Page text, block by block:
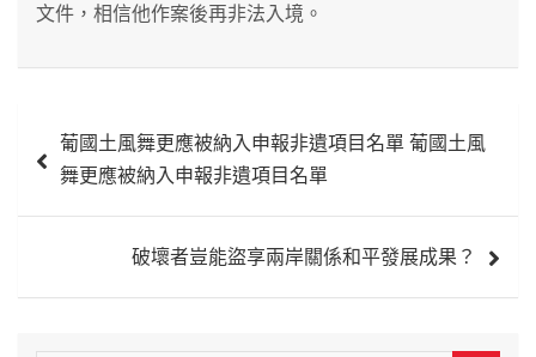
文件，相信他作案後再非法入境。
章 葡國土風舞更應被納入申報非遺項目名單 葡國土風
舞更應被納入申報非遺項目名單
破壞者豈能盜享兩岸關係和平發展成果？